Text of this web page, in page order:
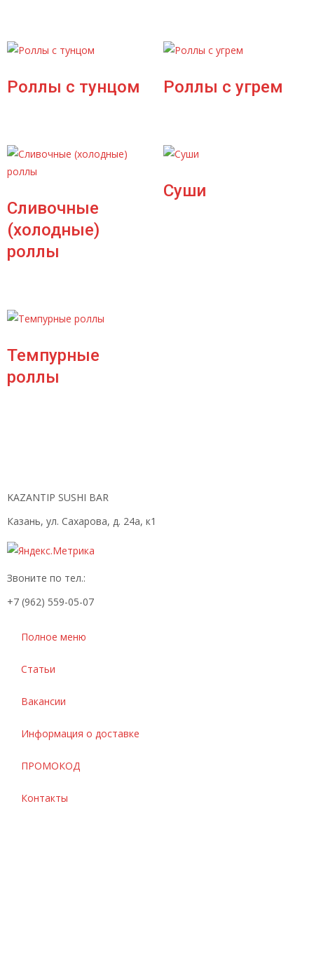
Роллы с тунцом Роллы с угрем
Сливочные
(холодные)
роллы
Суши
Темпурные
роллы
KAZANTIP SUSHI BAR
Казань, ул. Сахарова, д. 24а, к1
Звоните по тел.:
+7 (962) 559-05-07
Полное меню
Статьи
Вакансии
Информация о доставке
ПРОМОКОД
Контакты